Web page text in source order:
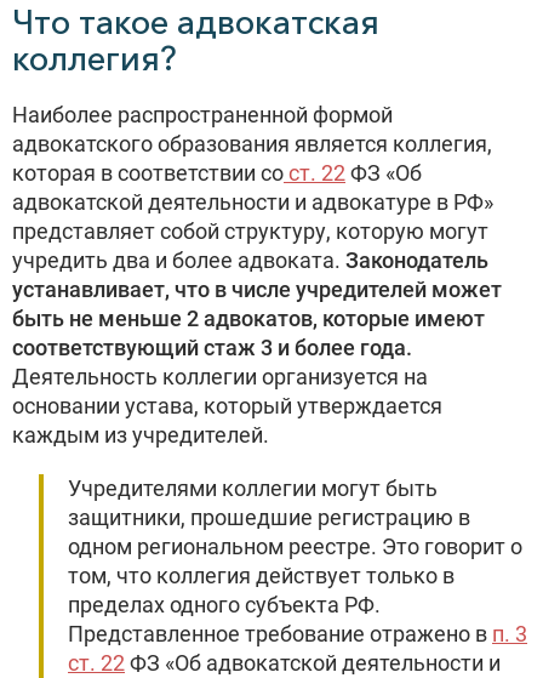
Что такое адвокатская
коллегия?
Наиболее распространенной формой
адвокатского образования является коллегия,
которая в соответствии сост. 22ФЗ «Об
адвокатской деятельности и адвокатуре в РФ»
представляет собой структуру, которую могут
учредить два и более адвоката. Законодатель
устанавливает, что в числе учредителей может
быть не меньше 2 адвокатов, которые имеют
соответствующий стаж 3 и более года.
Деятельность коллегии организуется на
основании устава, который утверждается
каждым из учредителей.
Учредителями коллегии могут быть
защитники, прошедшие регистрацию в
одном региональном реестре. Это говорит о
том, что коллегия действует только в
пределах одного субъекта РФ.
Представленное требование отражено в п. 3
ст. 22ФЗ «Об адвокатской деятельности и